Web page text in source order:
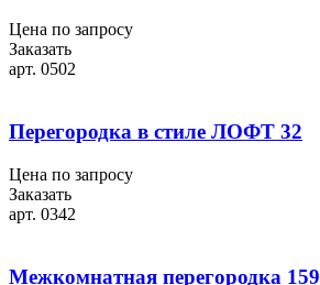
Цена по запросу
Заказать
арт. 0502
Перегородка в стиле ЛОФТ 32
Цена по запросу
Заказать
арт. 0342
Межкомнатная перегородка 159